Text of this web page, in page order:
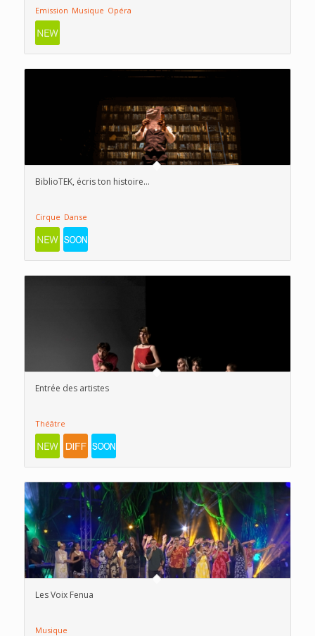
Emission Musique Opéra
BiblioTEK, écris ton histoire…
Cirque Danse
Entrée des artistes
Théâtre
Les Voix Fenua
Musique